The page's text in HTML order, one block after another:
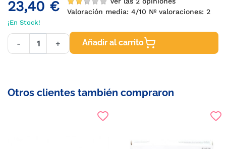
23,40 €
Valoración media: 4/10 Nº valoraciones: 2
¡En Stock!
- + Añadir al carrito
Otros clientes también compraron